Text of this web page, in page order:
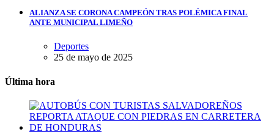
ALIANZA SE CORONA CAMPEÓN TRAS POLÉMICA FINAL
ANTE MUNICIPAL LIMEÑO
Deportes
25 de mayo de 2025
Última hora